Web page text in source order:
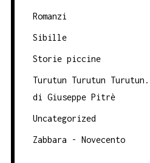
Romanzi
Sibille
Storie piccine
Turutun Turutun
di Giuseppe Pitrè
Uncategorized
Zabbara - Novecento